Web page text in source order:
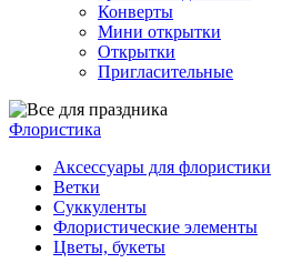
Конверты
Мини открытки
Открытки
Пригласительные
Флористика
Аксессуары для флористики
Ветки
Суккуленты
Флористические элементы
Цветы, букеты